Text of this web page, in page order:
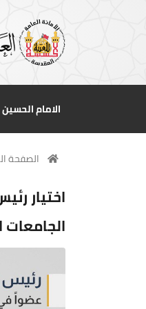
الامام الحسين
الصفحة
اختيار
الجامعات